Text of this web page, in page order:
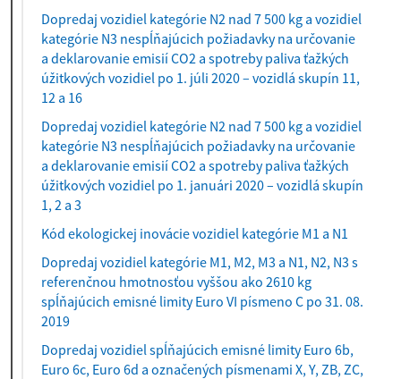
Dopredaj vozidiel kategórie N2 nad 7 500 kg a vozidiel
kategórie N3 nespĺňajúcich požiadavky na určovanie
a deklarovanie emisií CO2 a spotreby paliva ťažkých
úžitkových vozidiel po 1. júli 2020 – vozidlá skupín 11,
12 a 16
Dopredaj vozidiel kategórie N2 nad 7 500 kg a vozidiel
kategórie N3 nespĺňajúcich požiadavky na určovanie
a deklarovanie emisií CO2 a spotreby paliva ťažkých
úžitkových vozidiel po 1. januári 2020 – vozidlá skupín
1, 2 a 3
Kód ekologickej inovácie vozidiel kategórie M1 a N1
Dopredaj vozidiel kategórie M1, M2, M3 a N1, N2, N3 s
referenčnou hmotnosťou vyššou ako 2610 kg
spĺňajúcich emisné limity Euro VI písmeno C po 31. 08.
2019
Dopredaj vozidiel spĺňajúcich emisné limity Euro 6b,
Euro 6c, Euro 6d a označených písmenami X, Y, ZB, ZC,